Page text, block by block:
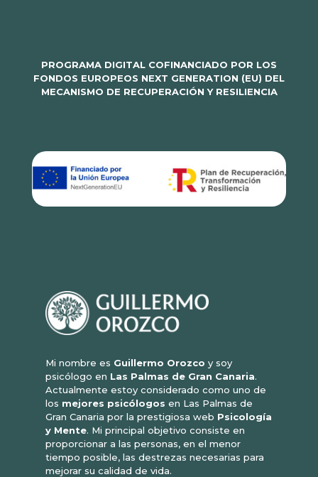
PROGRAMA DIGITAL COFINANCIADO POR LOS
FONDOS EUROPEOS NEXT GENERATION (EU) DEL
MECANISMO DE RECUPERACIÓN Y RESILIENCIA
Mi nombre es Guillermo Orozco y soy
psicólogo en Las Palmas de Gran Canaria.
Actualmente estoy considerado como uno de
los mejores psicólogos en Las Palmas de
Gran Canaria por la prestigiosa web Psicología
y Mente. Mi principal objetivo consiste en
proporcionar a las personas, en el menor
tiempo posible, las destrezas necesarias para
mejorar su calidad de vida.